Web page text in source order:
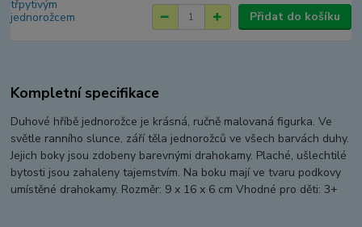
Přidat do košíku
Kompletní specifikace
Duhové hříbě jednorožce je krásná, ručně malovaná figurka. Ve
světle ranního slunce, září těla jednorožců ve všech barvách duhy.
Jejich boky jsou zdobeny barevnými drahokamy. Plaché, ušlechtilé
bytosti jsou zahaleny tajemstvím. Na boku mají ve tvaru podkovy
umístěné drahokamy. Rozměr: 9 x 16 x 6 cm Vhodné pro děti: 3+